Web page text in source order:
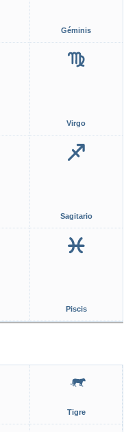
Géminis
Virgo
Sagitario
Piscis
Tigre